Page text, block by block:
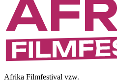
Afrika Filmfestival vzw.